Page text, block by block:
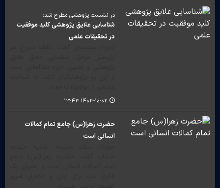
در نشست پژوهشی مطرح شد؛
شناسایی علایق پژوهشی کلید موفقیت
در تحقیقات علمی
۱۴۰۳-۱۰-۰۲ ۱۳:۴۳
حضرت زهرا(س) جامع تمام کمالات
انسانی است